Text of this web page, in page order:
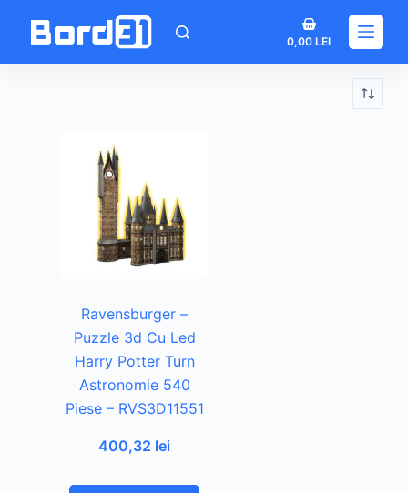
Coș
de
cumpărături
0,00LEI
Ravensburger –
Puzzle 3d Cu Led
Harry Potter Turn
Astronomie 540
Piese – RVS3D11551
400,32 lei